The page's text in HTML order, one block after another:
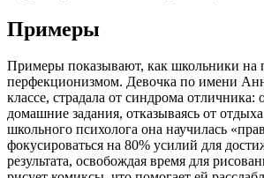
Примеры
Примеры показывают, как школьники на
перфекционизмом. Девочка по имени
классе, страдала от синдрома отличника:
домашние задания, отказываясь от
школьного психолога она научилась
фокусироваться на 80% усилий для
результата, освобождая время для